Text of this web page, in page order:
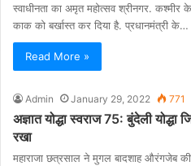
स्वाधीनता का अमृत महोत्सव श्रीनगर. कश्मीर
काक को बर्खास्त कर दिया है. प्रधानमंत्री के…
Read More »
Admin January 29, 2022 771
अज्ञात योद्धा स्वराज 75: बुंदेली
रखा
महाराजा छत्रसाल ने मुगल बादशाह औरंगजेब